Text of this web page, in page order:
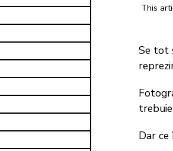
This
Se tot
Dar ce